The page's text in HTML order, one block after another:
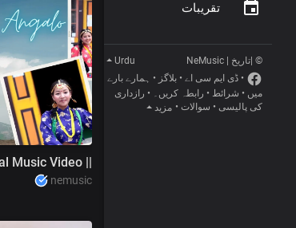
تقریبات
© |تاریخ | NeMusic
Urdu
• ڈی ایم سی اے • بلاگز • ہمارے بارے
میں • شرائط • رابطہ کریں۔ • رازداری
کی پالیسی • سوالات • مزید
nemusic